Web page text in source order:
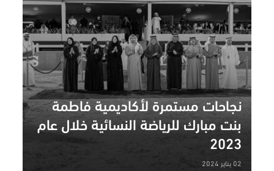
نجاحات مستمرة لأكاديمية فاطمة
بنت مبارك للرياضة النسائية خلال عام
2023
02 يناير 2024